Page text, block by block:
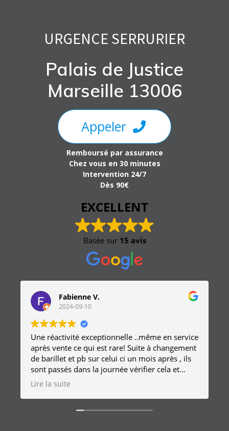
URGENCE SERRURIER
Palais de Justice
Marseille 13006
Appeler
Remboursé par assurance
Chez vous en 30 minutes
Intervention 24/7
Dès 90€
EXCELLENT
Basée sur 15 avis
Fabienne V.
2024-09-10
Une réactivité exceptionnelle ..même en service
après vente ce qui est rare! Suite à changement
de barillet et pb sur celui ci un mois après , ils
sont passés dans la journée vérifier cela et
remplacer la serrure sans frais
Lire la suite